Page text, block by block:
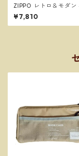
ZIPPO レトロ＆モダン
両面加工 シェル 貝貼り
ー オイルライター
¥7,810